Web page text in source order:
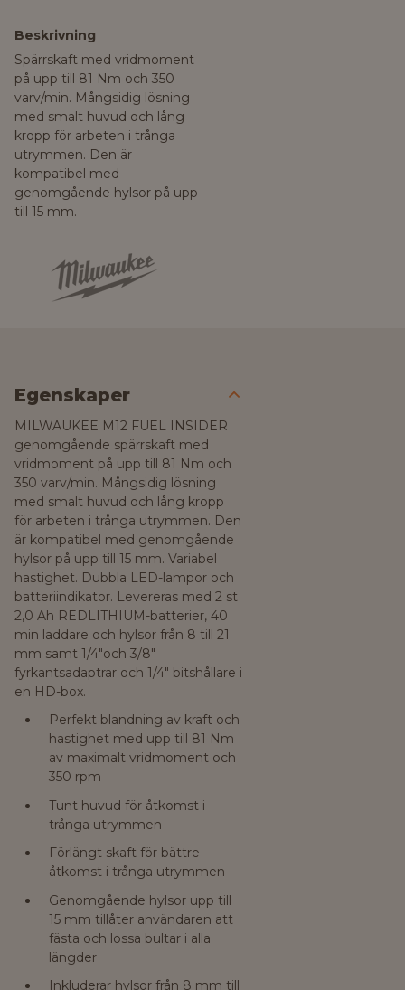
Beskrivning
Spärrskaft med vridmoment
på upp till 81 Nm och 350
varv/min. Mångsidig lösning
med smalt huvud och lång
kropp för arbeten i trånga
utrymmen. Den är
kompatibel med
genomgående hylsor på upp
till 15 mm.
Egenskaper
MILWAUKEE M12 FUEL INSIDER
genomgående spärrskaft med
vridmoment på upp till 81 Nm och
350 varv/min. Mångsidig lösning
med smalt huvud och lång kropp
för arbeten i trånga utrymmen. Den
är kompatibel med genomgående
hylsor på upp till 15 mm. Variabel
hastighet. Dubbla LED-lampor och
batteriindikator. Levereras med 2 st
2,0 Ah REDLITHIUM-batterier, 40
min laddare och hylsor från 8 till 21
mm samt 1/4"och 3/8"
fyrkantsadaptrar och 1/4" bitshållare i
en HD-box.
Perfekt blandning av kraft och
hastighet med upp till 81 Nm
av maximalt vridmoment och
350 rpm
Tunt huvud för åtkomst i
trånga utrymmen
Förlängt skaft för bättre
åtkomst i trånga utrymmen
Genomgående hylsor upp till
15 mm tillåter användaren att
fästa och lossa bultar i alla
längder
Inkluderar hylsor från 8 mm till